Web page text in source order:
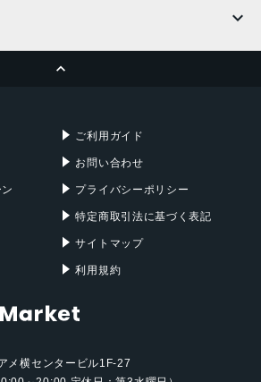
ご利用ガイド
お問い合わせ
プライバシーポリシー
特定商取引法に基づく表記
サイトマップ
利用規約
メ横センタービル1F-27